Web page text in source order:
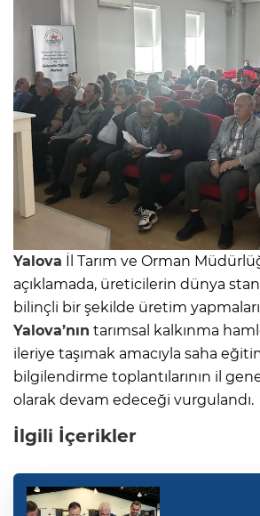
Yalova İl Tarım ve Orman
açıklamada, üreticilerin dünya
bilinçli bir şekilde üretim
Yalova’nın tarımsal kalkınma
ileriye taşımak amacıyla saha
bilgilendirme toplantılarının il
olarak devam edeceği vurgulandı.
İlgili İçerikler